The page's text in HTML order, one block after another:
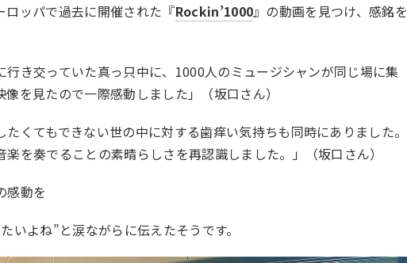
ッパで過去に開催された『Rockin’1000』の動画を見つけ、感銘を
き交っていた真っ只中に、 1000人のミュージシャンが同じ場に集
を見たので一際感動しました」（坂口さん）
たくてもできない世の中に対する歯痒い気持ちも同時にありました。
を奏でることの素晴らしさを再認識しました。」（坂口さん）
感動を
いよね”と涙ながらに伝えたそうです。